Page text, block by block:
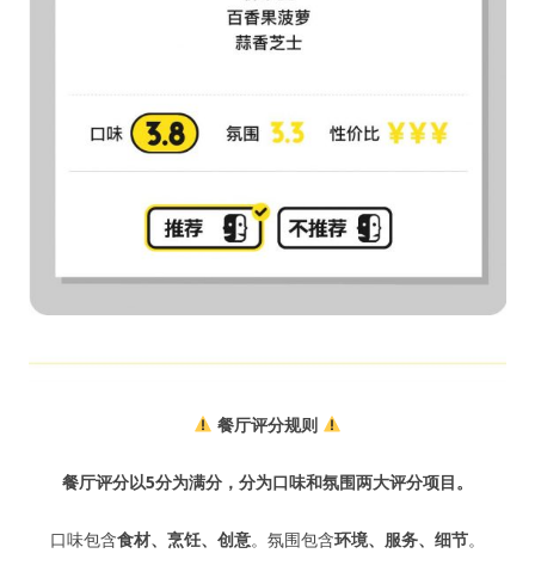
餐厅评分规则
餐厅评分以5分为满分，分为口味和氛围两大评分项目。
口味包含食材、烹饪、创意。氛围包含环境、服务、细节。